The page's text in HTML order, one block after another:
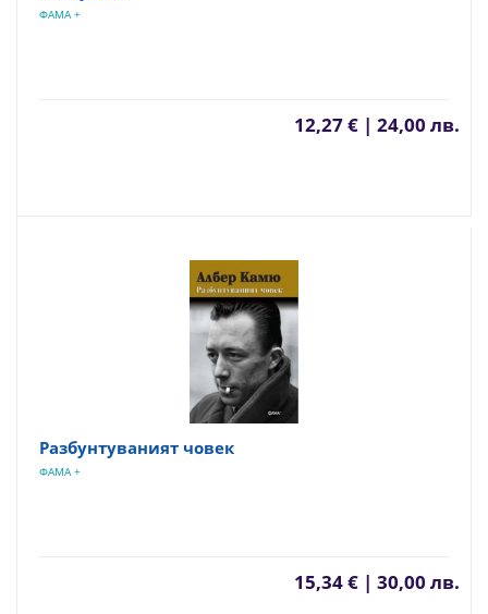
ФАМА +
12,27 € | 24,00 лв.
Разбунтуваният човек
ФАМА +
15,34 € | 30,00 лв.